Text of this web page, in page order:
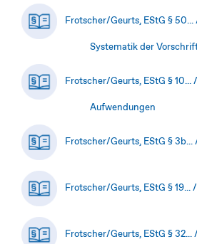
Frotscher/Geurts, EStG § 50...
Systematik der
Frotscher/Geurts, EStG § 10...
Aufwendungen
Frotscher/Geurts, EStG § 3b...
Frotscher/Geurts, EStG § 19...
Frotscher/Geurts, EStG §